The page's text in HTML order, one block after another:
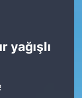
yağışlı